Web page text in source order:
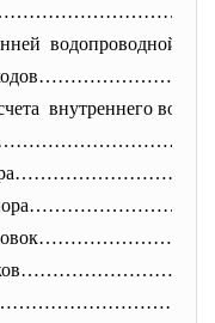
водопроводной
внутреннего